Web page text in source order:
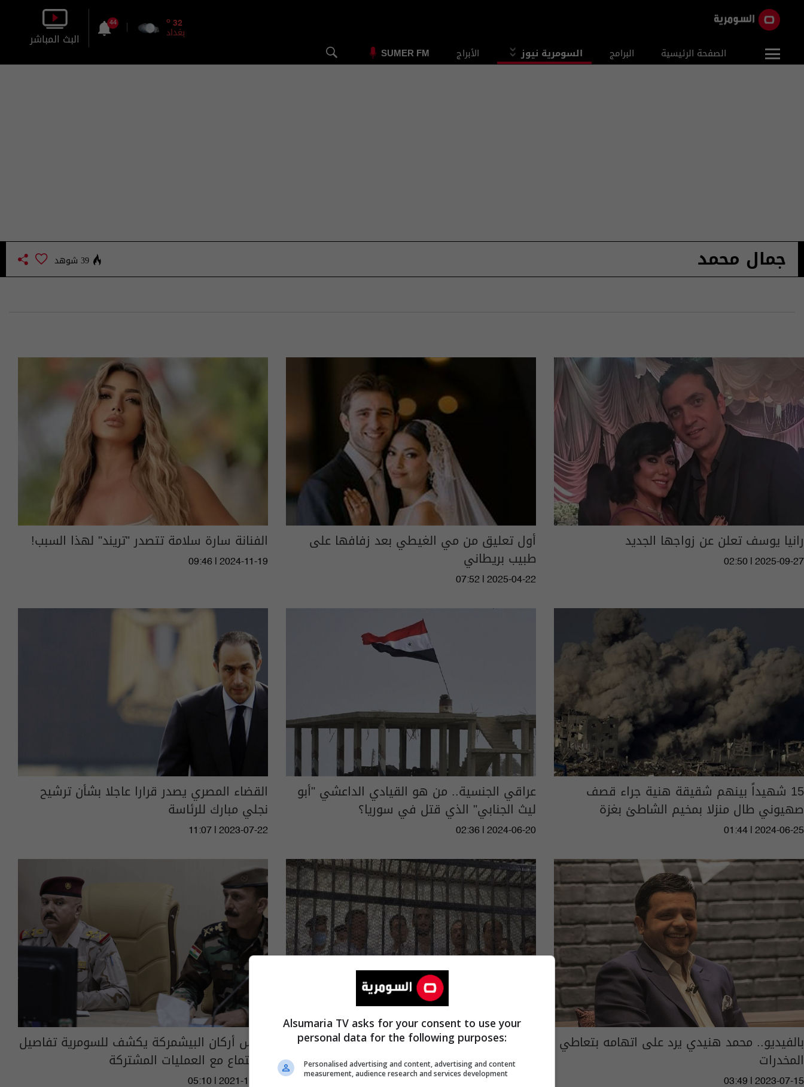
الصفحة الرئيسية البرامج السومرية نيوز الأبراج SUMER FM
32
o
بغداد
44
البث المباشر
جمال محمد 39 شوهد
رانيا يوسف تعلن عن زواجها الجديد
02:50 | 2025-09-27
أول تعليق من مي الغيطي بعد زفافها على
طبيب بريطاني
07:52 | 2025-04-22
الفنانة سارة سلامة تتصدر "تريند" لهذا السبب!
09:46 | 2024-11-19
15 شهيداً بينهم شقيقة هنية جراء قصف
صهيوني طال منزلا بمخيم الشاطئ بغزة
01:44 | 2024-06-25
عراقي الجنسية.. من هو القيادي الداعشي "أبو
ليث الجنابي" الذي قتل في سوريا؟
02:36 | 2024-06-20
القضاء المصري يصدر قرارا عاجلا بشأن ترشيح
نجلي مبارك للرئاسة
11:07 | 2023-07-22
بالفيديو.. محمد هنيدي يرد على اتهامه بتعاطي
المخدرات
03:49 | 2023-07-15
الاسرع في تاريخ مصر.. الاعدام لقاتل طالبة
المنصورة
رئيس أركان البيشمركة يكشف للسومرية تفاصيل
الاجتماع مع العمليات المشتركة
05:10 | 2021-12-12
Alsumaria TV asks for your consent to use your
personal data for the following purposes:
Personalised advertising and content, advertising and content
measurement, audience research and services development